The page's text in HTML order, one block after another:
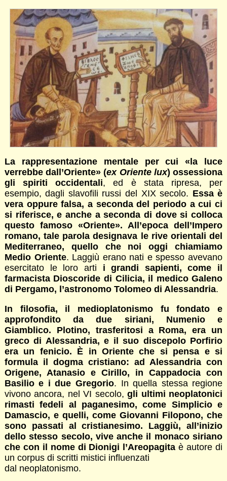
La rappresentazione mentale per cui «la luce
verrebbe dall’Oriente» (ex Oriente lux) ossessiona
gli spiriti occidentali, ed è stata ripresa, per
esempio, dagli slavofili russi del XIX secolo. Essa è
vera oppure falsa, a seconda del periodo a cui ci
si riferisce, e anche a seconda di dove si colloca
questo famoso «Oriente». All’epoca dell’Impero
romano, tale parola designava le rive orientali del
Mediterraneo, quello che noi oggi chiamiamo
Medio Oriente. Laggiù erano nati e spesso avevano
esercitato le loro arti i grandi sapienti, come il
farmacista Dioscoride di Cilicia, il medico Galeno
di Pergamo, l’astronomo Tolomeo di Alessandria.
In filosofia, il medioplatonismo fu fondato e
approfondito da due siriani, Numenio e
Giamblico. Plotino, trasferitosi a Roma, era un
greco di Alessandria, e il suo discepolo Porfirio
era un fenicio. È in Oriente che si pensa e si
formula il dogma cristiano: ad Alessandria con
Origene, Atanasio e Cirillo, in Cappadocia con
Basilio e i due Gregorio. In quella stessa regione
vivono ancora, nel VI secolo,gli ultimi neoplatonici
rimasti fedeli al paganesimo, come Simplicio e
Damascio, e quelli, come Giovanni Filopono, che
sono passati al cristianesimo. Laggiù, all’inizio
dello stesso secolo, vive anche il monaco siriano
che con il nome di Dionigi l’Areopagita è autore di
un corpus di scritti mistici influenzati
dal neoplatonismo.